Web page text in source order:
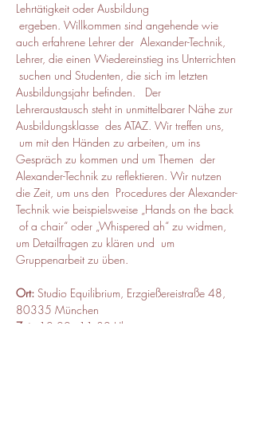
Lehrtätigkeit oder Ausbildung
ergeben. Willkommen sind angehende wie
auch erfahrene Lehrer der  Alexander-Technik,
Lehrer, die einen Wiedereinstieg ins Unterrichten
suchen und Studenten, die sich im letzten
Ausbildungsjahr befinden.   Der
Lehreraustausch steht in unmittelbarer Nähe zur
Ausbildungsklasse  des ATAZ. Wir treffen uns,
um mit den Händen zu arbeiten, um ins
Gespräch zu kommen und um Themen  der
Alexander-Technik zu reflektieren. Wir nutzen
die Zeit, um uns den  Procedures der Alexander-
Technik wie beispielsweise „Hands on the back
of a chair“ oder „Whispered ah“ zu widmen,
um Detailfragen zu klären und  um
Gruppenarbeit zu üben.
Ort: Studio Equilibrium, Erzgießereistraße 48,
80335 München
Zeit:
10:00 - 11:30 Uhr